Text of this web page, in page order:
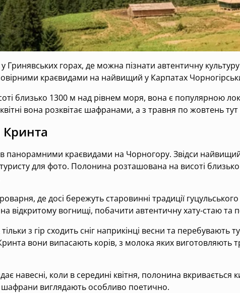
Гринявських горах, де можна пізнати автентичну
краєвидами на найвищий у Карпатах
близько 1300 м над рівнем моря, вона є популярною
вона розквітає шафранами, а з травня по жовтень
панорамними краєвидами на Чорногору. Звідси
для фото. Полонина розташована на висоті
де досі бережуть старовинні традиції
відкритому вогнищі, побачити автентичну хату-стаю та
з гір сходить сніг наприкінці весни та перебувають
вони випасають корів, з молока яких виготовляють
навесні, коли в середині квітня, полонина
шафрани виглядають особливо поетично.